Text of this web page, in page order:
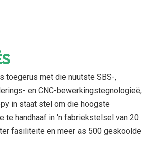
toegerus met die nuutste SBS-,
en CNC-bewerkingstegnologieë,
in staat stel om die hoogste
te handhaaf in 'n fabriekstelsel van 20
fasiliteite en meer as 500 geskoolde